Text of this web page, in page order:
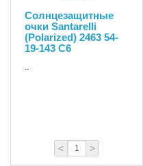
Солнцезащитные
очки Santarelli
(Polarized) 2463 54-
19-143 С6
..
< >